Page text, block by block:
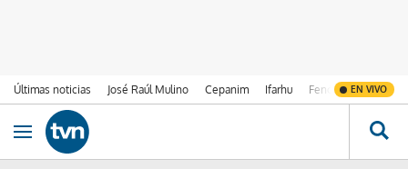
Últimas noticias José Raúl Mulino Cepanim Ifarhu Fenómeno de El
EN VIVO
Ir al contenido
Obrir navegació